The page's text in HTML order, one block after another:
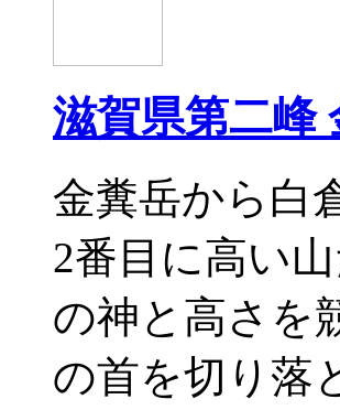
滋賀県第二峰
金糞岳から白
2番目に高い
の神と高さを
の首を切り落